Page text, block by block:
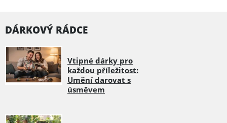
DÁRKOVÝ RÁDCE
Vtipné dárky pro
každou příležitost:
Umění darovat s
úsměvem